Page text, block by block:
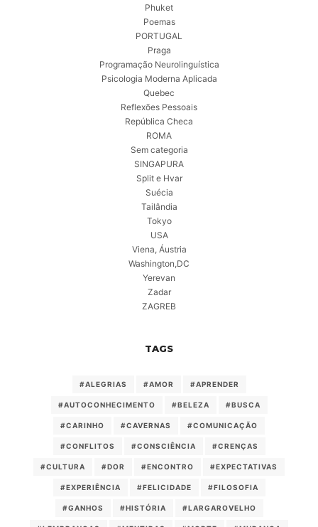
Phuket
Poemas
PORTUGAL
Praga
Programação Neurolinguística
Psicologia Moderna Aplicada
Quebec
Reflexões Pessoais
República Checa
ROMA
Sem categoria
SINGAPURA
Split e Hvar
Suécia
Tailândia
Tokyo
USA
Viena, Áustria
Washington,DC
Yerevan
Zadar
ZAGREB
TAGS
#ALEGRIAS #AMOR #APRENDER
#AUTOCONHECIMENTO #BELEZA #BUSCA
#CARINHO #CAVERNAS #COMUNICAÇÃO
#CONFLITOS #CONSCIÊNCIA #CRENÇAS
#CULTURA #DOR #ENCONTRO #EXPECTATIVAS
#EXPERIÊNCIA #FELICIDADE #FILOSOFIA
#GANHOS #HISTÓRIA #LARGAROVELHO